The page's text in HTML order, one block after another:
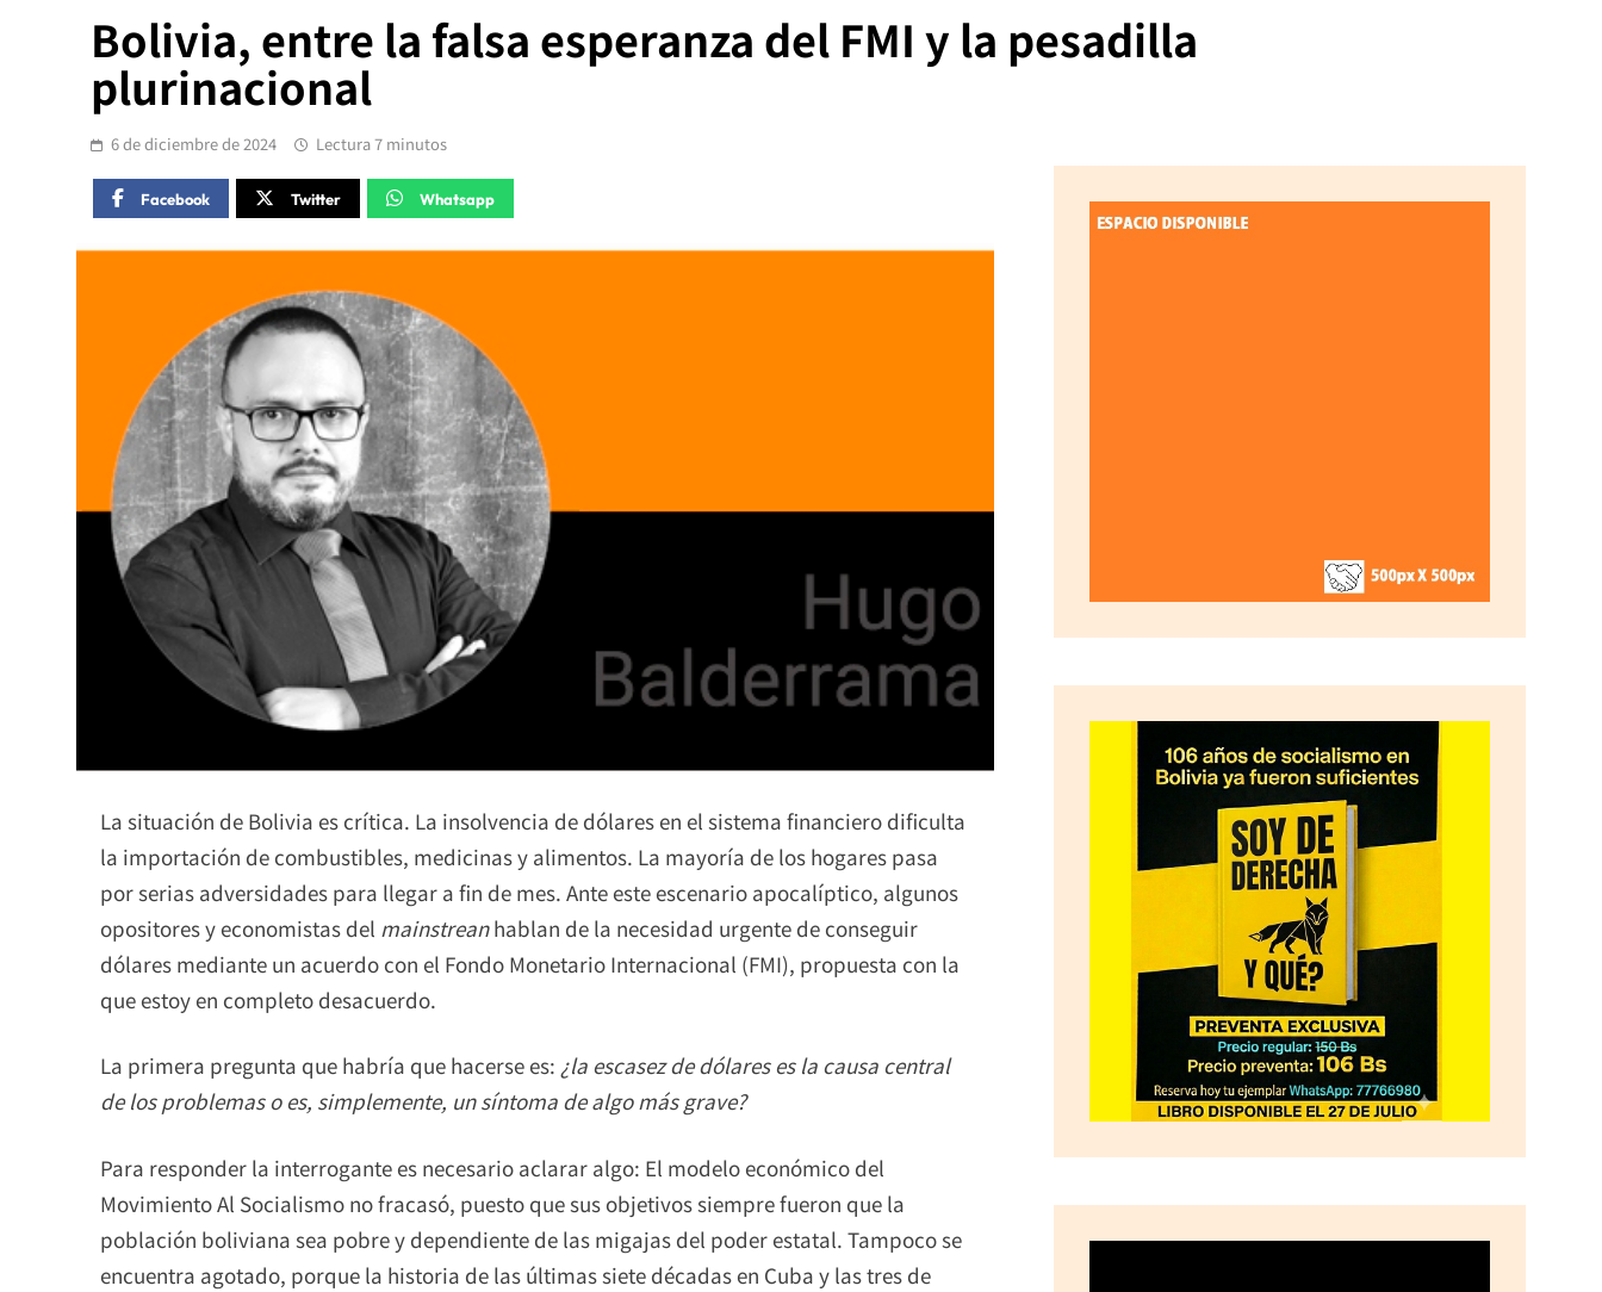
Bolivia, entre la falsa esperanza del FMI y la pesadilla
plurinacional
6 de diciembre de 2024 Lectura 7 minutos
Facebook Twitter Whatsapp
La situación de Bolivia es crítica. La insolvencia de dólares en el sistema financiero dificulta
la importación de combustibles, medicinas y alimentos. La mayoría de los hogares pasa
por serias adversidades para llegar a fin de mes. Ante este escenario apocalíptico, algunos
opositores y economistas del mainstreanhablan de la necesidad urgente de conseguir
dólares mediante un acuerdo con el Fondo Monetario Internacional (FMI), propuesta con la
que estoy en completo desacuerdo.
La primera pregunta que habría que hacerse es: ¿la escasez de dólares es la causa central
de los problemas o es, simplemente, un síntoma de algo más grave?
Para responder la interrogante es necesario aclarar algo: El modelo económico del
Movimiento Al Socialismo no fracasó, puesto que sus objetivos siempre fueron que la
población boliviana sea pobre y dependiente de las migajas del poder estatal. Tampoco se
encuentra agotado, porque la historia de las últimas siete décadas en Cuba y las tres de